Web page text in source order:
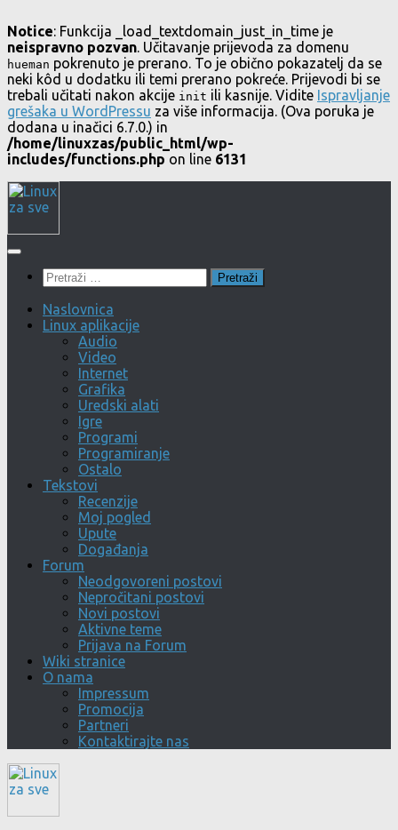
Notice: Funkcija _load_textdomain_just_in_time je
neispravno pozvan. Učitavanje prijevoda za domenu
hueman pokrenuto je prerano. To je obično pokazatelj da se
neki kôd u dodatku ili temi prerano pokreće. Prijevodi bi se
trebali učitati nakon akcije init ili kasnije. Vidite Ispravljanje
grešaka u WordPressu za više informacija. (Ova poruka je
dodana u inačici 6.7.0.) in
/home/linuxzas/public_html/wp-
includes/functions.php on line 6131
Skip
to
Pretraži:
Naslovnica
Linux aplikacije
Audio
Video
Internet
Grafika
Uredski alati
Igre
Programi
Programiranje
Ostalo
Tekstovi
Recenzije
Moj pogled
Upute
Događanja
Forum
Neodgovoreni postovi
Nepročitani postovi
Novi postovi
Aktivne teme
Prijava na Forum
Wiki stranice
O nama
Impressum
Promocija
Partneri
Kontaktirajte nas